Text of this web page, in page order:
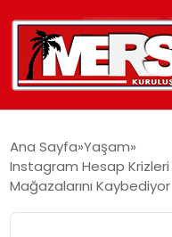
YAŞAM
Ana Sayfa Yaşam
Instagram Hesap
Mağazalarını Kaybediyor